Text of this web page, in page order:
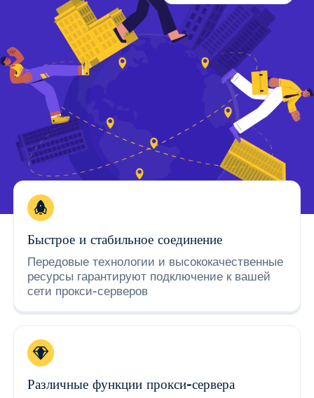
Быстрое и стабильное соединение
Передовые технологии и высококачественные
ресурсы гарантируют подключение к вашей
сети прокси-серверов
Различные функции прокси-сервера